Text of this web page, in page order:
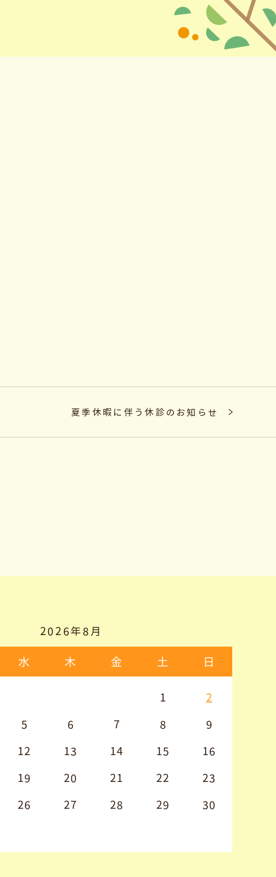
夏季休暇に伴う休診のお知らせ
2026年8月
水 木 金 土 日
1 2
5 6 7 8 9
12 13 14 15 16
19 20 21 22 23
26 27 28 29 30